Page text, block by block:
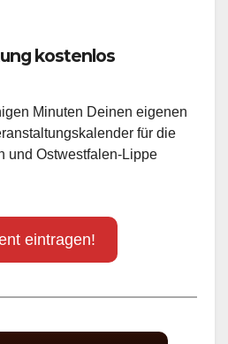
kostenlos
Minuten Deinen eigenen
für die
und Ostwestfalen-Lippe
eintragen!